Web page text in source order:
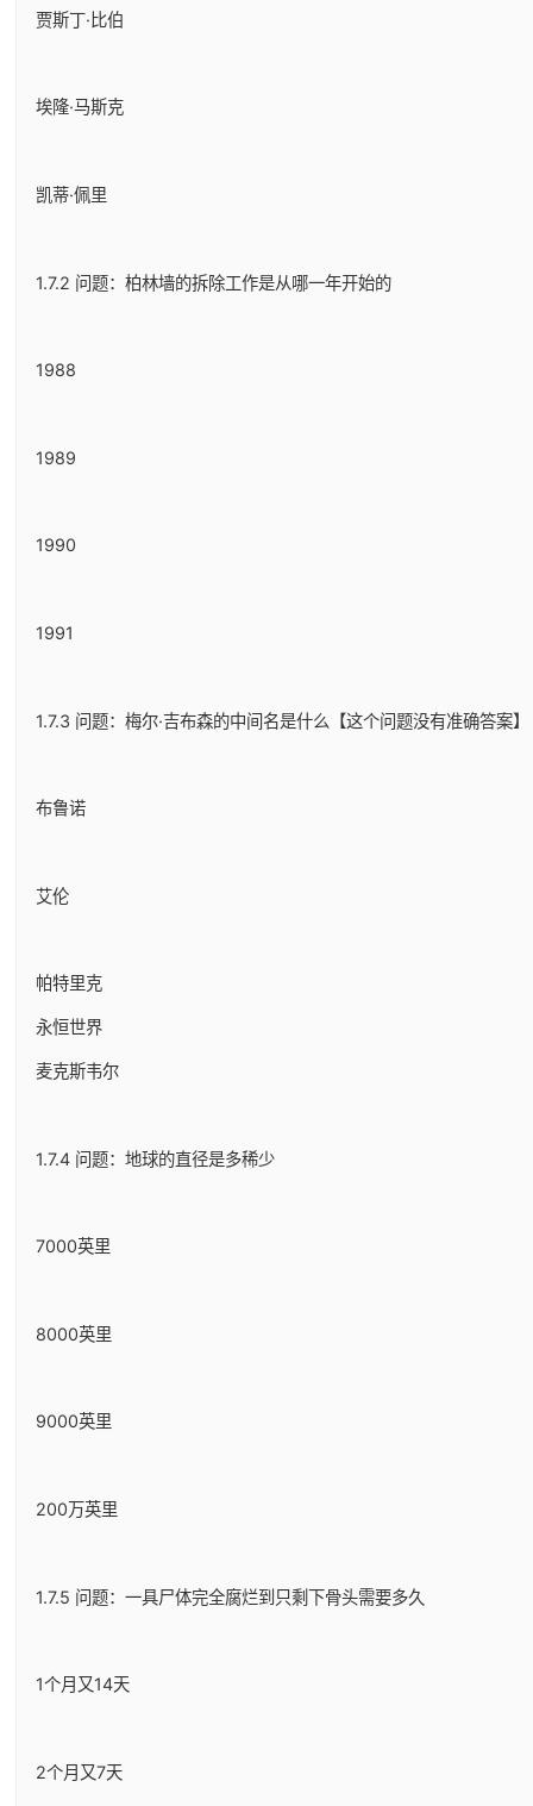
贾斯丁·比伯
埃隆·马斯克
凯蒂·佩里
1.7.2 问题：柏林墙的拆除工作是从哪一年开始的
1988
1989
1990
1991
1.7.3 问题：梅尔·吉布森的中间名是什么【这个问题没有准确答案】
布鲁诺
艾伦
帕特里克
永恒世界
麦克斯韦尔
1.7.4 问题：地球的直径是多稀少
7000英里
8000英里
9000英里
200万英里
1.7.5 问题：一具尸体完全腐烂到只剩下骨头需要多久
1个月又14天
2个月又7天